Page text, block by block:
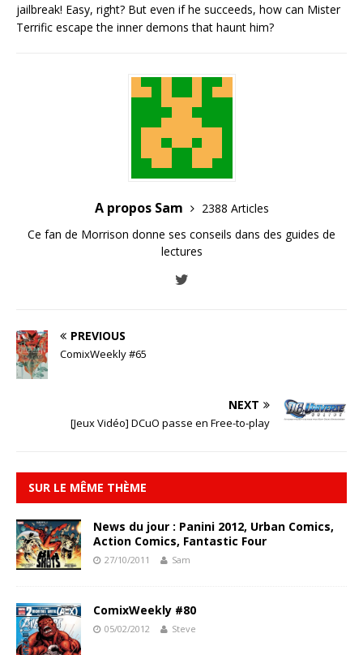
jailbreak! Easy, right? But even if he succeeds, how can Mister
Terrific escape the inner demons that haunt him?
A propos Sam
2388 Articles
Ce fan de Morrison donne ses conseils dans des guides de
lectures
PREVIOUS
ComixWeekly #65
NEXT
[Jeux Vidéo] DCuO passe en Free-to-play
SUR LE MÊME THÈME
News du jour : Panini 2012, Urban Comics,
Action Comics, Fantastic Four
27/10/2011 Sam
ComixWeekly #80
05/02/2012 Steve